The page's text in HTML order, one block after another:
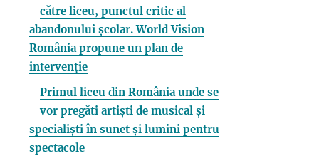
către liceu, punctul critic al
abandonului școlar. World Vision
România propune un plan de
intervenție
Primul liceu din România unde se
vor pregăti artiști de musical și
specialiști în sunet și lumini pentru
spectacole